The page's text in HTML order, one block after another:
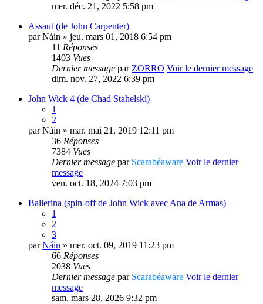
mer. déc. 21, 2022 5:58 pm
Assaut (de John Carpenter)
parNáin » jeu. mars 01, 2018 6:54 pm
11 Réponses
1403 Vues
Dernier message parZORRO Voir le dernier message
dim. nov. 27, 2022 6:39 pm
John Wick 4 (de Chad Stahelski)
1
2
parNáin » mar. mai 21, 2019 12:11 pm
36 Réponses
7384 Vues
Dernier message par Scarabéaware Voir le dernier
message
ven. oct. 18, 2024 7:03 pm
Ballerina (spin-off de John Wick avec Ana de Armas)
1
2
3
parNáin » mer. oct. 09, 2019 11:23 pm
66 Réponses
2038 Vues
Dernier message par Scarabéaware Voir le dernier
message
sam. mars 28, 2026 9:32 pm